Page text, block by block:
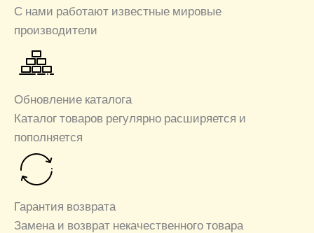
С нами работают известные мировые
производители
Обновление каталога
Каталог товаров регулярно расширяется и
пополняется
Гарантия возврата
Замена и возврат некачественного товара